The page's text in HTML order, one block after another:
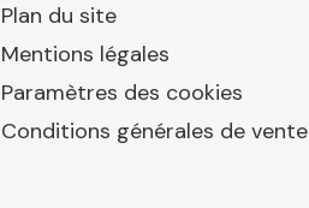
Plan du site
Mentions légales
Paramètres des cookies
Conditions générales de vente